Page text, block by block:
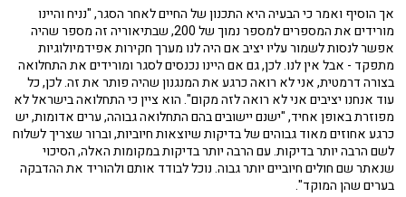
אך הוסיף ואמר כי הבעיה היא התכנון של החיים לאחר הסגר, "נניח והיינו
מורידים את המספרים למספר נמוך של 200, שבתיאוריה זה מספר שהיה
אפשר לנסות לשמור עליו יציב אם היה לנו מערך חקירות אפידמיולוגיות
מתפקד - אבל אין לנו. לכן, גם אם היינו נכנסים לסגר ומורידים את התחלואה
בצורה דרמטית, אני לא רואה כרגע את המנגנון שהיה פותר את זה. לכן, כל
עוד אנחנו יציבים אני לא רואה לזה מקום". הוא ציין כי התחלואה בישראל לא
מפוזרת באופן אחיד, "ישנם יישובים בהם התחלואה גבוהה, ערים אדומות, יש
כרגע אחוזים מאוד גבוהים של בדיקות שיוצאות חיוביות, וברור שצריך לשלוח
לשם הרבה יותר בדיקות. עם הרבה יותר בדיקות במקומות האלה, הסיכוי
שנאתר שם חולים חיוביים יותר גבוה. נוכל לבודד אותם ולהוריד את ההדבקה
בערים שהן המוקד".